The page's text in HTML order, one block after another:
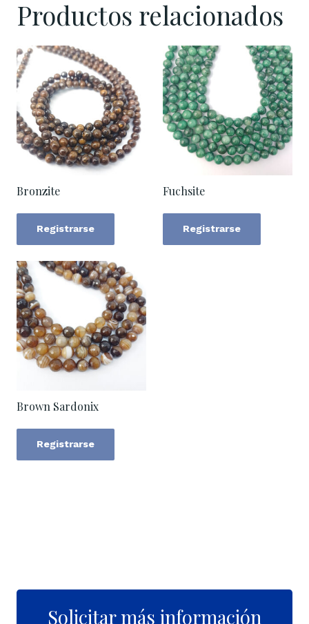
Productos relacionados
Bronzite
Registrarse
Fuchsite
Registrarse
Brown Sardonix
Registrarse
Solicitar más información